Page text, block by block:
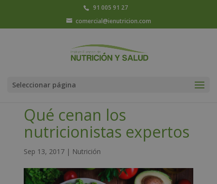
91 005 91 27
comercial@ienutricion.com
Seleccionar página
Qué cenan los
nutricionistas expertos
Sep 13, 2017| Nutrición